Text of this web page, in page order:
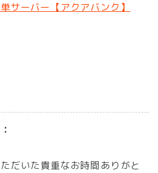
サーバー【アクアバンク】
だいた貴重なお時間ありがと